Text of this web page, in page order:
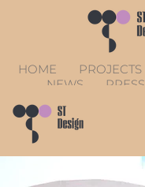
HOME PROJECTS
NEWS
PRESS